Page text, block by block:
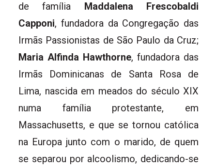
de família Maddalena Frescobaldi
Capponi, fundadora da Congregação das
Irmãs Passionistas de São Paulo da Cruz;
Maria Alfinda Hawthorne, fundadora das
Irmãs Dominicanas de Santa Rosa de
Lima, nascida em meados do século XIX
numa família protestante, em
Massachusetts, e que se tornou católica
na Europa junto com o marido, de quem
se separou por alcoolismo, dedicando-se